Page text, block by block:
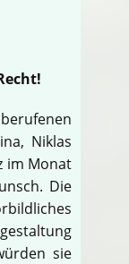
Niklas
im Monat
Die
sie